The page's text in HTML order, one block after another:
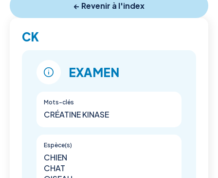
← Revenir à l'index
CK
EXAMEN
Mots-clés
CRÉATINE KINASE
Espèce(s)
CHIEN
CHAT